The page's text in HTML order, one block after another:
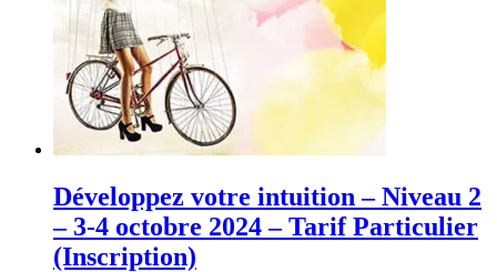
Développez votre intuition – Niveau 2
– 3-4 octobre 2024 – Tarif Particulier
(Inscription)